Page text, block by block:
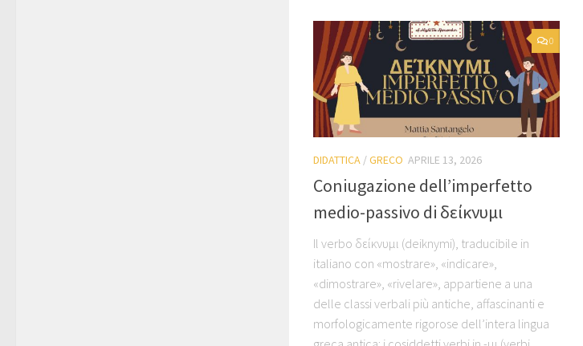
0
DIDATTICA /GRECO APRILE 13, 2026
Coniugazione dell’imperfetto
medio-passivo di δείκνυμι
Il verbo δείκνυμι (deiknymi), traducibile in
italiano con «mostrare», «indicare»,
«dimostrare», «rivelare», appartiene a una
delle classi verbali più antiche, affascinanti e
morfologicamente rigorose dell’intera lingua